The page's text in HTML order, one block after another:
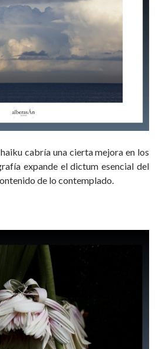
cabría una cierta mejora en los
expande el dictum esencial del
de lo contemplado.